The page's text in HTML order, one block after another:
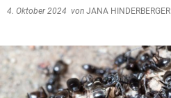
4. Oktober 2024 von JANA HINDERBERGER